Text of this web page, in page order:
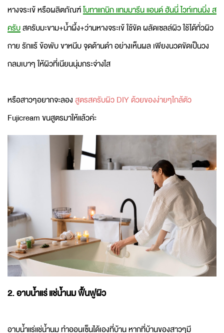
หางจระเข้ หรือผลิตภัณฑ์โบทาแกนิก แทมมารีน แอนด์ ฮันนี่ ไวท์เทนนิ่ง ส
ครับสครับมะขาม+น้ำผึ้ง+ว่านหางจระเข้ ใช้ขัด ผลัดเซลล์ผิว ใช้ได้ทั่วผิว
กาย รักแร้ ข้อพับ ขาหนีบ จุดด้านดำ อย่างเห็นผล เพียงนวดขัดเป็นวง
กลมเบาๆ ให้ผิวที่เนียนนุ่มกระจ่างใส
หรือสาวๆอยากจะลองสูตรสครับผิว DIY ด้วยของง่ายๆใกล้ตัว
Fujicream ขนสูตรมาให้แล้วค่ะ
2. อาบน้ำแร่ แช่น้ำนม ฟื้นฟูผิว
อาบน้ำแร่แช่น้ำนม ทำออนเซ็นได้เองที่บ้าน หากที่บ้านของสาวๆมี